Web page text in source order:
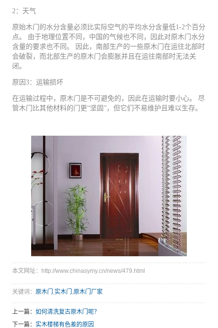
2：天气
原始木门的水分含量必须比实际空气的平均水分含量低1-2个百分
点。 由于地理位置不同，中国的气候也不同，因此对原木门水分
含量的要求也不同。 因此，南部生产的一些原木门在运往北部时
会破裂，而北部生产的原木门会膨胀并且在运往南部时无法关
闭。
原因3：运输损坏
在运输过程中，原木门是不可避免的，因此在运输时要小心。 尽
管木门比其他材料的门更“坚固”，但它们不易维护且难以生存。
本文网址：http://www.chinasymy.cn/news/479.html
关键词： 原木门 实木门 原木门厂家
上一篇： 如何清洗复古原木门呢？
下一篇： 实木楼梯有色差的原因